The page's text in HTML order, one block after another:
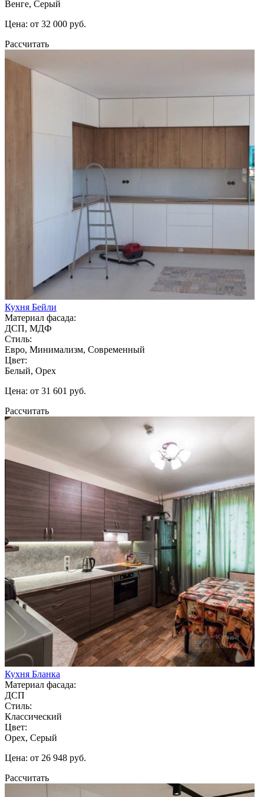
Венге, Серый
Цена: от 32 000 руб.
Рассчитать
Кухня Бейли
Материал фасада:
ДСП, МДФ
Стиль:
Евро, Минимализм, Современный
Цвет:
Белый, Орех
Цена: от 31 601 руб.
Рассчитать
Кухня Бланка
Материал фасада:
ДСП
Стиль:
Классический
Цвет:
Орех, Серый
Цена: от 26 948 руб.
Рассчитать